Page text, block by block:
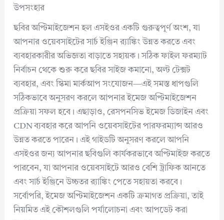
উপসংহার
ছবির অপ্টিমাইজেশন হল এসইওর একটি গুরুত্বপূর্ণ অংশ, যা
আপনার ওয়েবসাইটের সার্চ ইঞ্জিন র‍্যাঙ্কিং উন্নত করতে এবং
ব্যবহারকারীর অভিজ্ঞতা বাড়াতে সহায়ক। সঠিক ফাইল ফরম্যাট
নির্বাচন থেকে শুরু করে ছবির সাইজ কমানো, অল্ট টেক্সট
ব্যবহার, এবং স্কিমা মার্কআপ সংযোজন—এই সমস্ত ধাপগুলি
সঠিকভাবে অনুসরণ করলে আপনার ইমেজ অপ্টিমাইজেশন
প্রক্রিয়া সফল হবে। এছাড়াও, রেসপনসিভ ইমেজ ডিজাইন এবং
CDN ব্যবহার করে আপনি ওয়েবসাইটের পারফরম্যান্স আরও
উন্নত করতে পারেন। এই গাইডটি অনুসরণ করলে আপনি
এসইওর জন্য আপনার ছবিগুলি কার্যকরভাবে অপ্টিমাইজ করতে
পারবেন, যা আপনার ওয়েবসাইটে আরও বেশি ট্রাফিক আনতে
এবং সার্চ ইঞ্জিনে উচ্চতর র‍্যাঙ্কিং পেতে সহায়তা করবে।
সর্বোপরি, ইমেজ অপ্টিমাইজেশন একটি ক্রমাগত প্রক্রিয়া, তাই
নিয়মিত এই কৌশলগুলি পর্যালোচনা এবং আপডেট করা